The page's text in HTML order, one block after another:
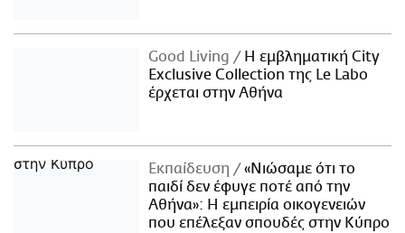
Good Living
Η εμβληματική City
Exclusive Collection της Le Labo
έρχεται στην Αθήνα
Εκπαίδευση
«Νιώσαμε ότι το
παιδί δεν έφυγε ποτέ από την
Αθήνα»: Η εμπειρία οικογενειών
που επέλεξαν σπουδές στην Κύπρο